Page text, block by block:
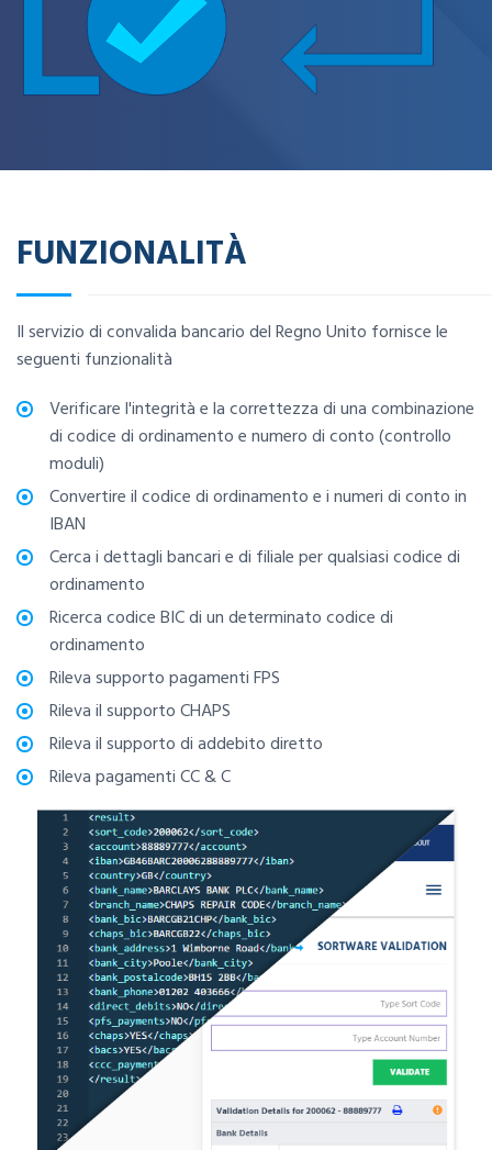
FUNZIONALITÀ
Il servizio di convalida bancario del Regno Unito fornisce le
seguenti funzionalità
Verificare l'integrità e la correttezza di una combinazione
di codice di ordinamento e numero di conto (controllo
moduli)
Convertire il codice di ordinamento e i numeri di conto in
IBAN
Cerca i dettagli bancari e di filiale per qualsiasi codice di
ordinamento
Ricerca codice BIC di un determinato codice di
ordinamento
Rileva supporto pagamenti FPS
Rileva il supporto CHAPS
Rileva il supporto di addebito diretto
Rileva pagamenti CC & C